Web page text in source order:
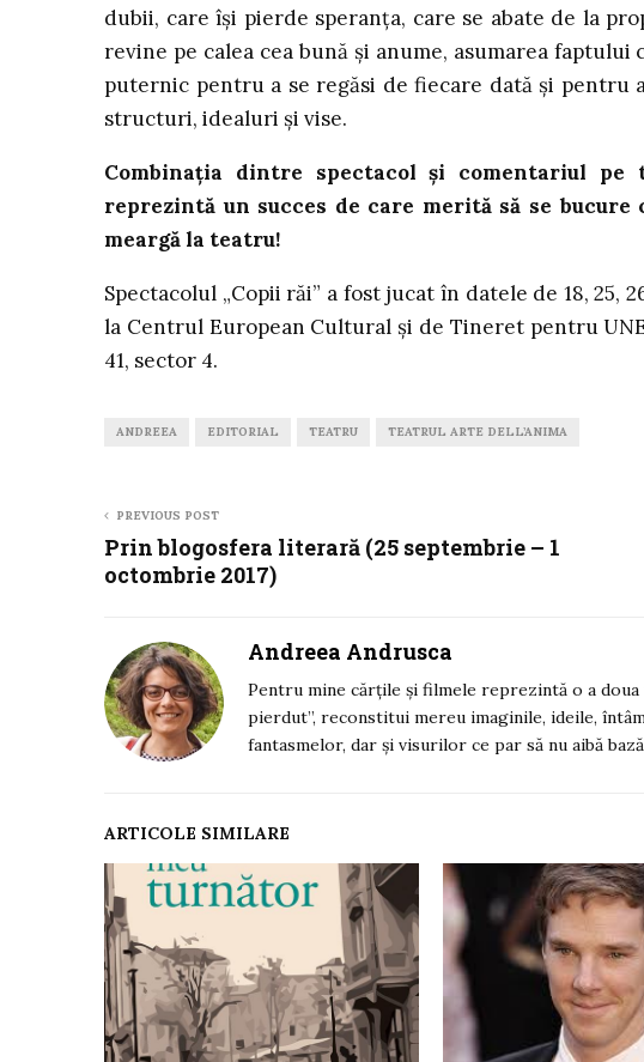
dubii, care își pierde speranța, care se abate de la
revine pe calea cea bună și anume, asumarea
puternic pentru a se regăsi de fiecare dată și
structuri, idealuri și vise.
Combinația dintre spectacol și comentariul
reprezintă un succes de care merită să se
meargă la teatru!
Spectacolul „Copii răi” a fost jucat în datele de 18, 25,
la Centrul European Cultural și de Tineret pentru
41, sector 4.
ANDREEA EDITORIAL TEATRU TEATRUL ARTE DELL’ANIMA
PREVIOUS POST
Prin blogosfera literară (25 septembrie – 1
octombrie 2017)
Andreea Andrusca
Pentru mine cărțile și filmele reprezintă o a
pierdut”, reconstitui mereu imaginile, ideile,
fantasmelor, dar și visurilor ce par să nu aibă
ARTICOLE SIMILARE